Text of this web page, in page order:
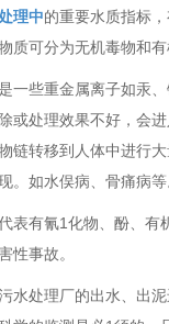
理中的重要水质指标
质可分为无机毒物和有
一些重金属离子如汞
或处理效果不好，会
链转移到人体中进行
。如水俣病、骨痛病等
表有氰1化物、酚、有
性事故。
水处理厂的出水、出